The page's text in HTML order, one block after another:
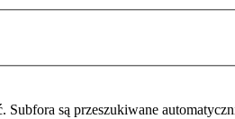
Subfora są przeszukiwane